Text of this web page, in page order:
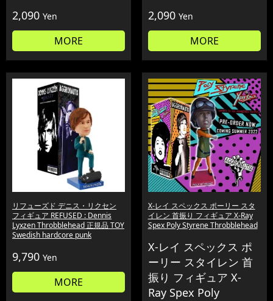
2,090 Yen
MORE
2,090 Yen
MORE
リフューズド デニス・リクセン
フィギュア REFUSED : Dennis
Lyxzen Throbblehead 正規品 TOY
Swedish hardcore punk
9,790 Yen
MORE
X-レイ スペックス ポーリー スタ
イレン 首振り フィギュア X-Ray
Spex Poly Styrene Throbblehead
X-レイ スペックス ポ
ーリー スタイレン 首
振り フィギュア X-
Ray Spex Poly